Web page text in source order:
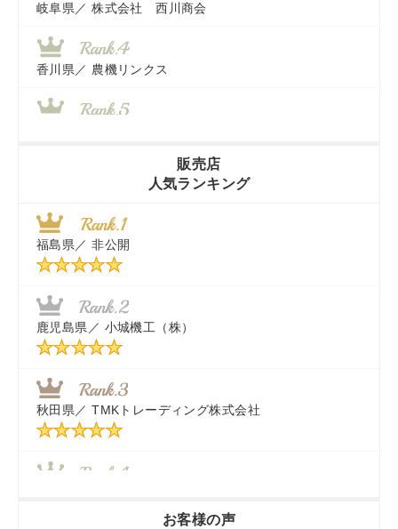
岐阜県／ 株式会社 西川商会
香川県／ 農機リンクス
近江商事合同会社：「茨城中古農建機販売」
千葉県／ 株式会社テクノ・タカ
福岡県／株式会社カドワキ機械（旧ナカガワ農機商会）
東京都／
秋田県／ TMKトレーディング株式会社
販売店
人気ランキング
福島県／ 非公開
鹿児島県／ 小城機工（株）
秋田県／ TMKトレーディング株式会社
お客様の声